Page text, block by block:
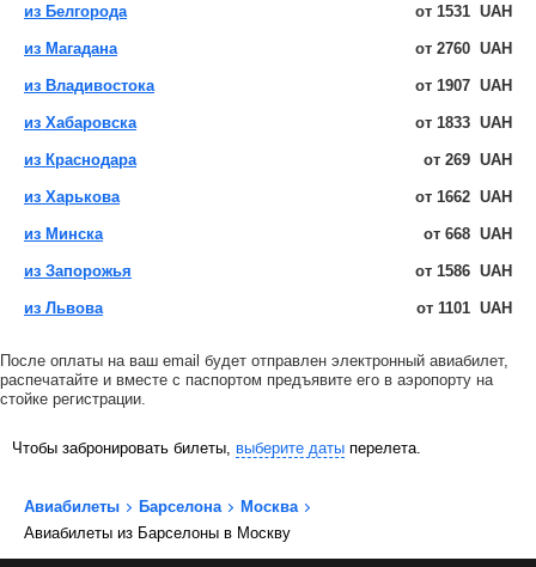
из Белгорода от 1531 UAH
из Магадана от 2760 UAH
из Владивостока от 1907 UAH
из Хабаровска от 1833 UAH
из Краснодара от 269 UAH
из Харькова от 1662 UAH
из Минска от 668 UAH
из Запорожья от 1586 UAH
из Львова от 1101 UAH
После оплаты на ваш email будет отправлен электронный авиабилет,
распечатайте и вместе с паспортом предъявите его в аэропорту на
стойке регистрации.
Чтобы забронировать билеты, выберите даты перелета.
Авиабилеты Барселона
Москва
Авиабилеты из Барселоны в Москву